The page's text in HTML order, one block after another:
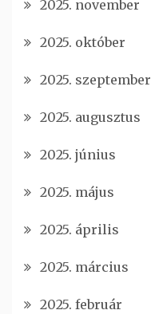
2025. november
2025. október
2025. szeptember
2025. augusztus
2025. június
2025. május
2025. április
2025. március
2025. február